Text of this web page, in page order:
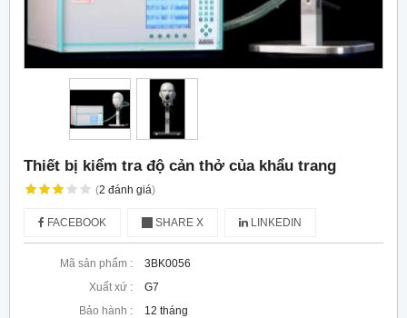
Thiết bị kiểm tra độ cản thở của khẩu trang
(2 đánh giá)
FACEBOOK SHARE X LINKEDIN
Mã sản phẩm :
3BK0056
Xuất xứ :
G7
Bảo hành :
12 tháng